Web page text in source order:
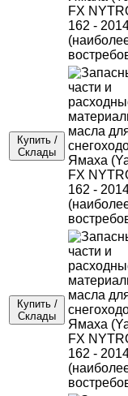
Купить /
Склады
Купить /
Склады